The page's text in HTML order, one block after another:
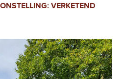
E
N
W
A
T
VERKETEND